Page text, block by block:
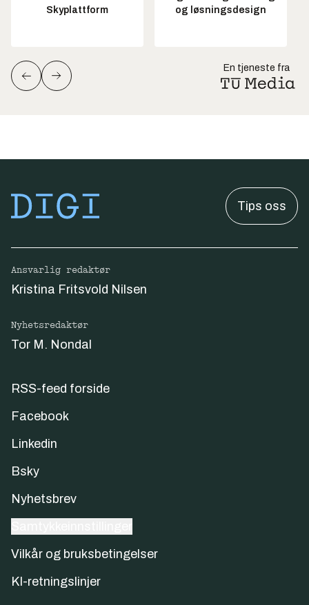
Skyplattform
og løsningsdesign
En tjeneste fra
Tips oss
Ansvarlig redaktør
Kristina Fritsvold Nilsen
Nyhetsredaktør
Tor M. Nondal
RSS-feed forside
Facebook
Linkedin
Bsky
Nyhetsbrev
Vilkår og bruksbetingelser
KI-retningslinjer